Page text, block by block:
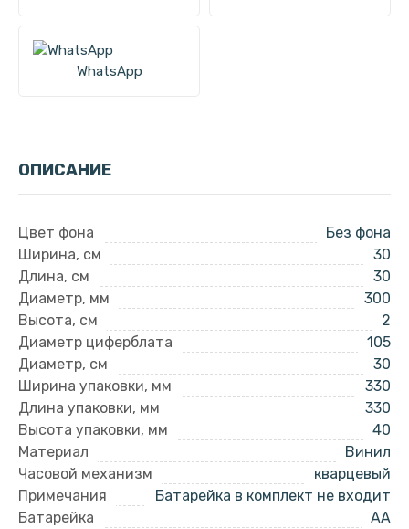
WhatsApp
ОПИСАНИЕ
Цвет фона
Без фона
Ширина, см
30
Длина, см
30
Диаметр, мм
300
Высота, см
2
Диаметр циферблата
105
Диаметр, см
30
Ширина упаковки, мм
330
Длина упаковки, мм
330
Высота упаковки, мм
40
Материал
Винил
Часовой механизм
кварцевый
Примечания
Батарейка в комплект не входит
Батарейка
AA